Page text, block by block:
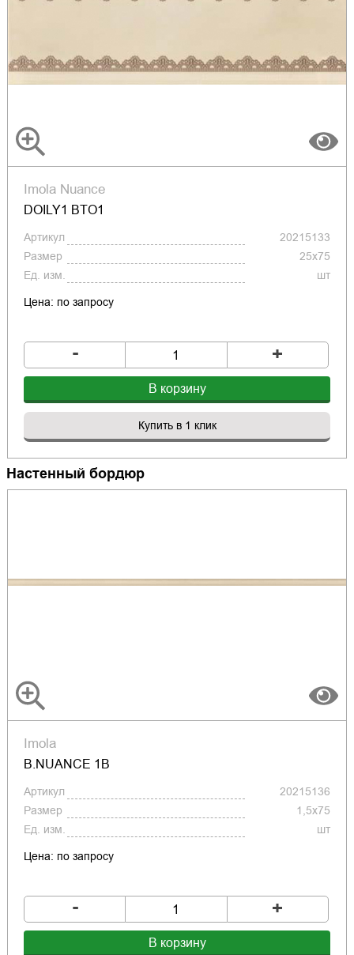
Imola Nuance
DOILY1 BTO1
Артикул
20215133
Размер
25x75
Ед. изм.
шт
Цена: по запросу
- +
В корзину
Купить в 1 клик
Настенный бордюр
Imola
B.NUANCE 1B
Артикул
20215136
Размер
1,5x75
Ед. изм.
шт
Цена: по запросу
- +
В корзину